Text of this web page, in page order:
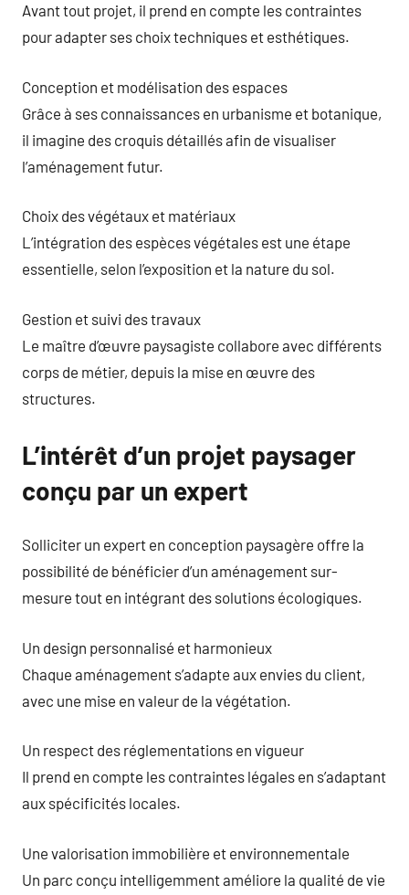
Avant tout projet, il prend en compte les contraintes
pour adapter ses choix techniques et esthétiques.
Conception et modélisation des espaces
Grâce à ses connaissances en urbanisme et botanique,
il imagine des croquis détaillés afin de visualiser
l’aménagement futur.
Choix des végétaux et matériaux
L’intégration des espèces végétales est une étape
essentielle, selon l’exposition et la nature du sol.
Gestion et suivi des travaux
Le maître d’œuvre paysagiste collabore avec différents
corps de métier, depuis la mise en œuvre des
structures.
L’intérêt d’un projet paysager
conçu par un expert
Solliciter un expert en conception paysagère offre la
possibilité de bénéficier d’un aménagement sur-
mesure tout en intégrant des solutions écologiques.
Un design personnalisé et harmonieux
Chaque aménagement s’adapte aux envies du client,
avec une mise en valeur de la végétation.
Un respect des réglementations en vigueur
Il prend en compte les contraintes légales en s’adaptant
aux spécificités locales.
Une valorisation immobilière et environnementale
Un parc conçu intelligemment améliore la qualité de vie